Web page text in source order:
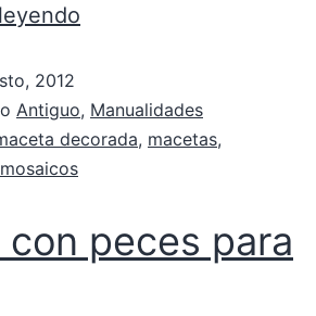
2012
Antiguo, Manualidades
decorada, macetas,
peces para